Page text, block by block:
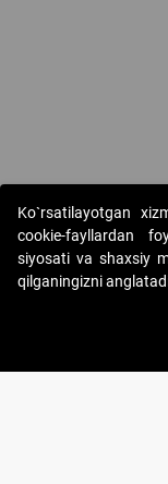
Copyright © 2017-
AJ. Barcha huquqlar
Ko`rsatilayotgan
cookie-fayllardan
siyosati va shaxsiy
qilganingizni